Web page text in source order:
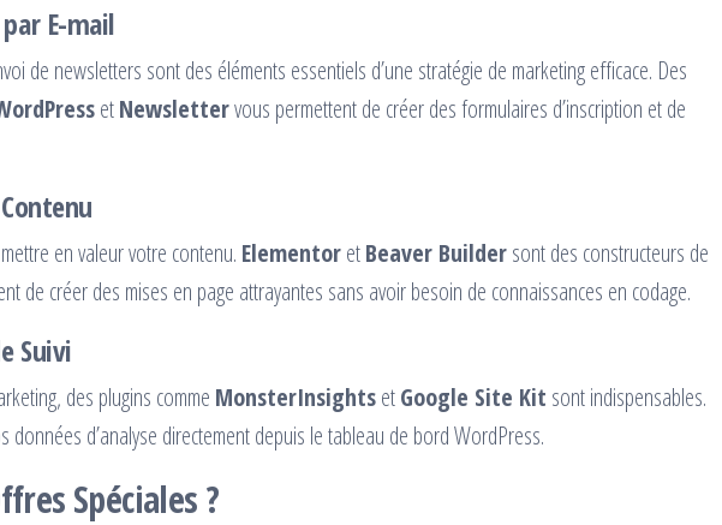
E-mail
de newsletters sont des éléments essentiels d’une stratégie de marketing efficace. Des
etNewslettervous permettent de créer des formulaires d’inscription et de
en valeur votre contenu. ElementoretBeaver Buildersont des constructeurs de
de créer des mises en page attrayantes sans avoir besoin de connaissances en codage.
Suivi
des plugins comme MonsterInsightsetGoogle Site Kit sont indispensables.
données d’analyse directement depuis le tableau de bord WordPress.
Spéciales ?